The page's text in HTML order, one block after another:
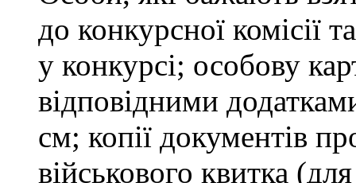
до конкурсної комісії
у конкурсі; особову
відповідними
см; копії документів
військового квитка